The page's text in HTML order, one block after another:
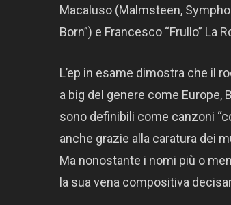
Macaluso (Malmsteen,
Born”) e Francesco “Frullo” La
L’ep in esame dimostra che il
a big del genere come Europe,
sono definibili come canzoni
anche grazie alla caratura dei
Ma nonostante i nomi più o
la sua vena compositiva